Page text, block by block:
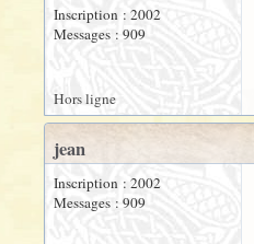
Inscription : 2002
Messages : 909
Hors ligne
jean
Inscription : 2002
Messages : 909